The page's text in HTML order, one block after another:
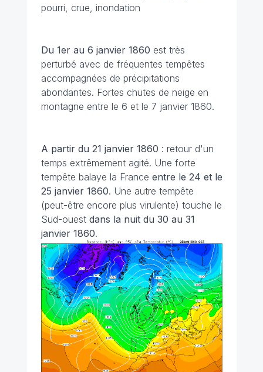
pourri, crue, inondation
Du 1er au 6 janvier 1860 est très
perturbé avec de fréquentes tempêtes
accompagnées de précipitations
abondantes. Fortes chutes de neige en
montagne entre le 6 et le 7 janvier 1860.
A partir du 21 janvier 1860 : retour d'un
temps extrêmement agité. Une forte
tempête balaye la France entre le 24 et le
25 janvier 1860. Une autre tempête
(peut-être encore plus virulente) touche le
Sud-ouest dans la nuit du 30 au 31
janvier 1860.